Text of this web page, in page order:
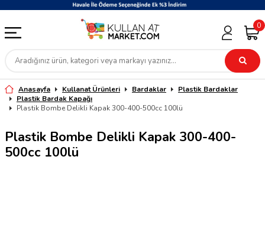
0
Anasayfa Kullanat Ürünleri Bardaklar
Plastik Bardaklar
Plastik Bardak Kapağı
Plastik Bombe Delikli Kapak 300-400-500cc 100lü
Plastik Bombe Delikli Kapak 300-400-
500cc 100lü